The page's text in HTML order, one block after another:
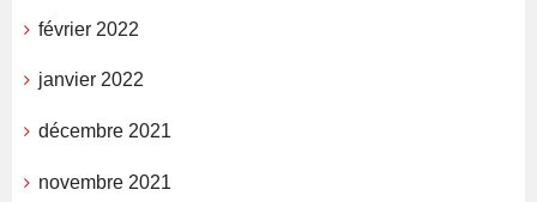
février 2022
janvier 2022
décembre 2021
novembre 2021